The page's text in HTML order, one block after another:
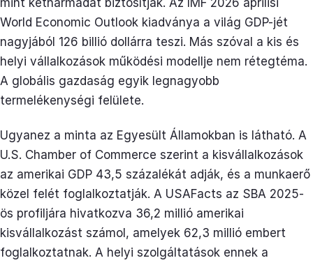
mint kétharmadát biztosítják. Az IMF 2026 áprilisi
World Economic Outlook kiadványa a világ GDP-jét
nagyjából 126 billió dollárra teszi. Más szóval a kis és
helyi vállalkozások működési modellje nem rétegtéma.
A globális gazdaság egyik legnagyobb
termelékenységi felülete.
Ugyanez a minta az Egyesült Államokban is látható. A
U.S. Chamber of Commerce szerint a kisvállalkozások
az amerikai GDP 43,5 százalékát adják, és a munkaerő
közel felét foglalkoztatják. A USAFacts az SBA 2025-
ös profiljára hivatkozva 36,2 millió amerikai
kisvállalkozást számol, amelyek 62,3 millió embert
foglalkoztatnak. A helyi szolgáltatások ennek a